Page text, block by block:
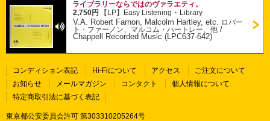
ライブラリーならではのヴァラエティ。
2,750円
【LP】 Easy Listening ・ Library
V.A. Robert Farnon, Malcolm Hartley, etc.
ロバー
ト・ファーノン、マルコム・ハートレー、他 /
Chappell Recorded Music (LPC637-642)
コンディション表記 Hi-Fiについて アクセス
ご注文について
お知らせ
メールマガジン コンタクト
個人情報について
特定商取引法に基づく表記
東京都公安委員会許可 第303310205264号